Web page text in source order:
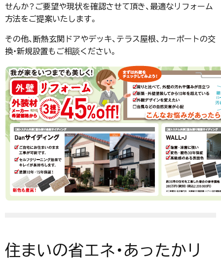
せんか？ご要望や現状を確認させて頂き、最適なリフォーム
方法をご提案いたします。
その他、断熱玄関ドアやデッキ、テラス屋根、カーポートの交
換・新規設置もご相談ください。
住まいの省エネ・あったかリ